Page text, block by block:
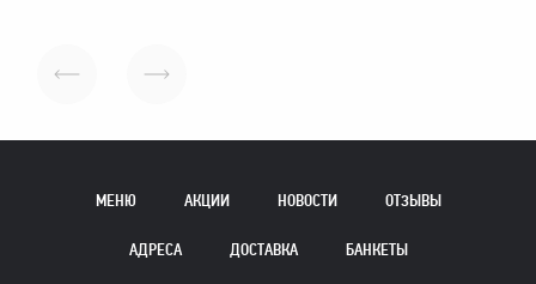
МЕНЮ АКЦИИ НОВОСТИ ОТЗЫВЫ
АДРЕСА ДОСТАВКА БАНКЕТЫ